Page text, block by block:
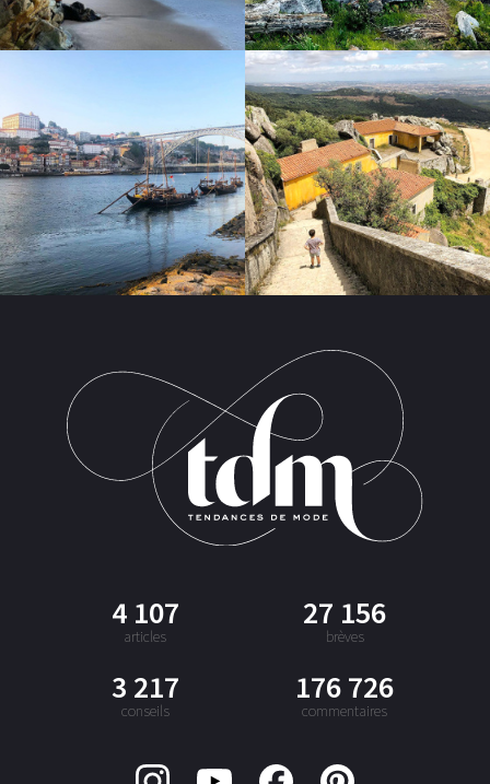
4 107
articles
27 156
brèves
3 217
conseils
176 726
commentaires